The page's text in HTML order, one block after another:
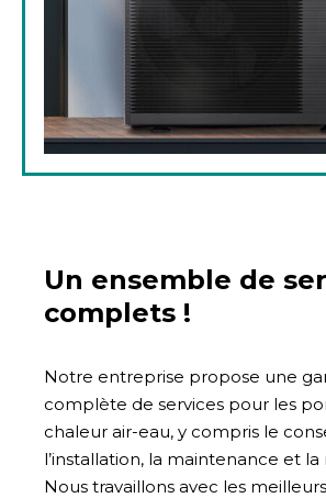
Un ensemble de
complets !
Notre entreprise propose une
complète de services pour les
chaleur air-eau, y compris le
l’installation, la maintenance et la
Nous travaillons avec les